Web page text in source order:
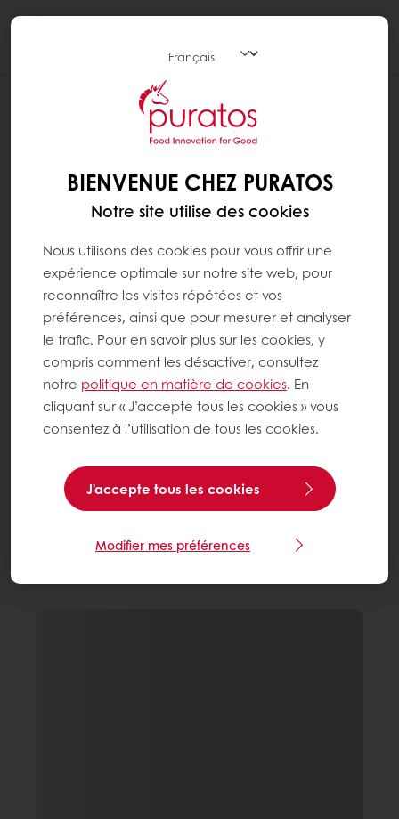
BIENVENUE CHEZ PURATOS
Notre site utilise des cookies
Nous utilisons des cookies pour vous offrir une
expérience optimale sur notre site web, pour
reconnaître les visites répétées et vos
préférences, ainsi que pour mesurer et analyser
le trafic. Pour en savoir plus sur les cookies, y
compris comment les désactiver, consultez
notre politique en matière de cookies. En
cliquant sur « J’accepte tous les cookies » vous
consentez à l’utilisation de tous les cookies.
J'accepte tous les cookies
Modifier mes préférences